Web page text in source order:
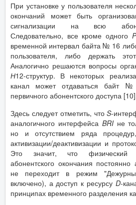
При установке у пользователя
окончаний может быть
сигнализации на всю
Следовательно, все кроме одного
временной интервал байта № 16
пользователя, либо держать
Аналогично решаются вопросы
Н12-структур. В некоторых
канал может отдаваться байт
первичного абонентского доступа
Здесь следует отметить, чтоS-
аналогичного интерфейса BRIне
но и отсутствием ряда
активизации/деактивизации и
Это значит, что физический
абонентского окончания постоянно
не переходит в режим
включено), а доступ к ресурсу D-
принципах временного разделения